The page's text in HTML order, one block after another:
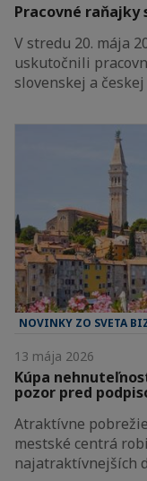
Pracovné raňajky
V stredu 20. mája
uskutočnili
slovenskej a
NOVINKY ZO SVETA
13 mája 2026
Kúpa
pozor pred
Atraktívne
mestské centrá
najatraktívnejších